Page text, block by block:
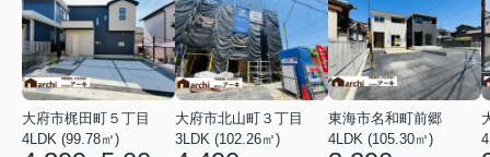
大府市梶田町５丁目
4LDK (99.78㎡)
大府市北山町３丁目
3LDK (102.26㎡)
東海市名和町前郷
4LDK (105.30㎡)